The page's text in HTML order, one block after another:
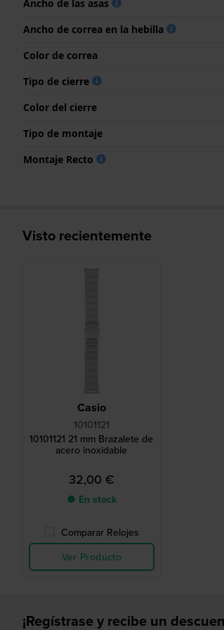
Ancho de las asas
Ancho de correa en la hebilla
Color de correa
Tipo de cierre
Color del cierre
Tipo de montaje
Montaje Recto
Visto recientemente
Casio
10101121
10101121 21 mm Brazalete de
acero inoxidable
32,00 €
● En stock
Comparar Relojes
Ver Producto
¡Regístrase y recibe un